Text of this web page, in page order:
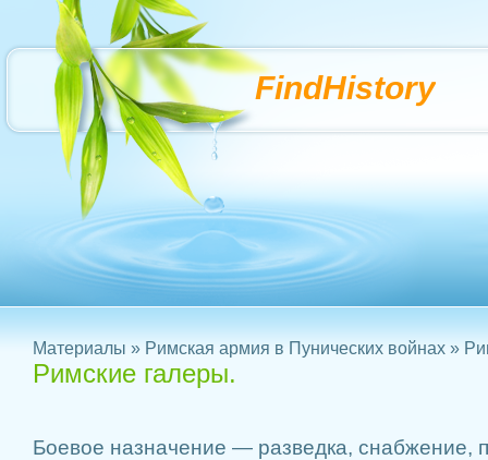
FindHistory
Материалы » Римская армия в Пунических войнах »
Римские галеры.
Боевое назначение — разведка, снабжение,